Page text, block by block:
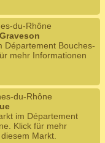
du-Rhône
Département Bouches-
mehr Informationen
du-Rhône
im Département
Klick für mehr
Markt.